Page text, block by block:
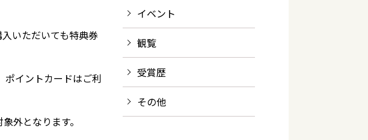
いただいても特典券
ポイントカードはご利
外となります。
イベント
観覧
受賞歴
その他